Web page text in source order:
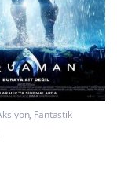
, Fantastik